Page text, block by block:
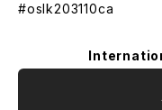
#oslk203110ca